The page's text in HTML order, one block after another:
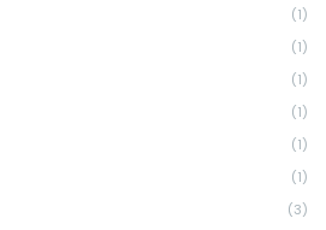
(1)
(1)
(1)
(1)
(1)
(1)
(3)